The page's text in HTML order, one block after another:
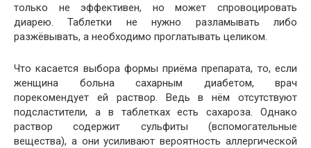
только не эффективен, но может спровоцировать
диарею. Таблетки не нужно разламывать либо
разжёвывать, а необходимо проглатывать целиком.
Что касается выбора формы приёма препарата, то, если
женщина больна сахарным диабетом, врач
порекомендует ей раствор. Ведь в нём отсутствуют
подсластители, а в таблетках есть сахароза. Однако
раствор содержит сульфиты (вспомогательные
вещества), а они усиливают вероятность аллергической